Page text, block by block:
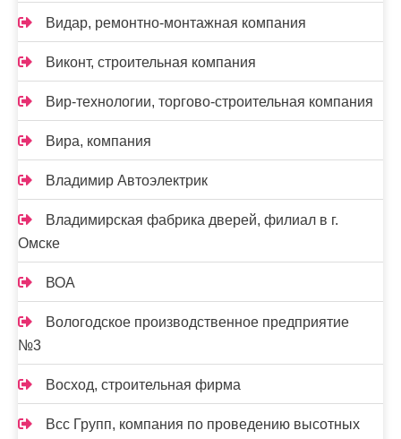
Видар, ремонтно-монтажная компания
Виконт, строительная компания
Вир-технологии, торгово-строительная компания
Вира, компания
Владимир Автоэлектрик
Владимирская фабрика дверей, филиал в г.
Омске
ВОА
Вологодское производственное предприятие
№3
Восход, строительная фирма
Всс Групп, компания по проведению высотных